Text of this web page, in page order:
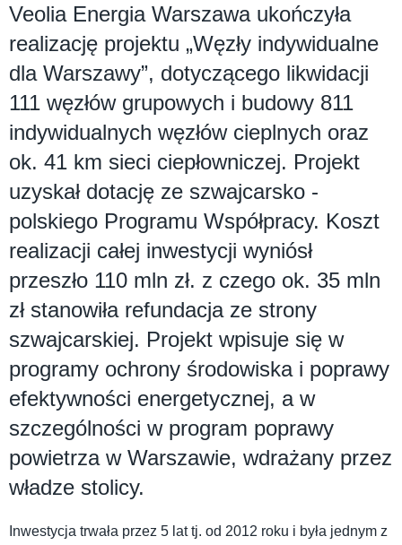
Veolia Energia Warszawa ukończyła
realizację projektu „Węzły indywidualne
dla Warszawy”, dotyczącego likwidacji
111 węzłów grupowych i budowy 811
indywidualnych węzłów cieplnych oraz
ok. 41 km sieci ciepłowniczej. Projekt
uzyskał dotację ze szwajcarsko -
polskiego Programu Współpracy. Koszt
realizacji całej inwestycji wyniósł
przeszło 110 mln zł. z czego ok. 35 mln
zł stanowiła refundacja ze strony
szwajcarskiej. Projekt wpisuje się w
programy ochrony środowiska i poprawy
efektywności energetycznej, a w
szczególności w program poprawy
powietrza w Warszawie, wdrażany przez
władze stolicy.
Inwestycja trwała przez 5 lat tj. od 2012 roku i była jednym z